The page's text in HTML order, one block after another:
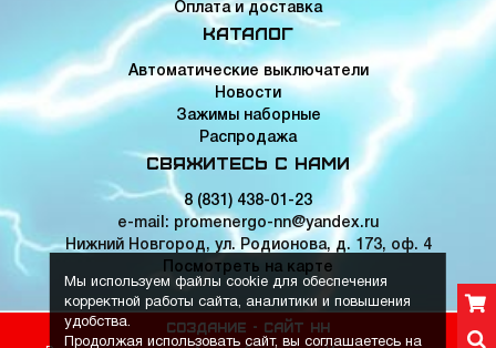
Оплата и доставка
Каталог
Автоматические выключатели
Новости
Зажимы наборные
Распродажа
Свяжитесь с нами
8 (831) 438-01-23
e-mail: promenergo-nn@yandex.ru
Нижний Новгород, ул. Родионова, д. 173, оф. 4
Посмотреть на карте
Создание - Сайт НН
Мы используем файлы cookie для обеспечения
корректной работы сайта, аналитики и повышения
удобства.
Продолжая использовать сайт, вы соглашаетесь на